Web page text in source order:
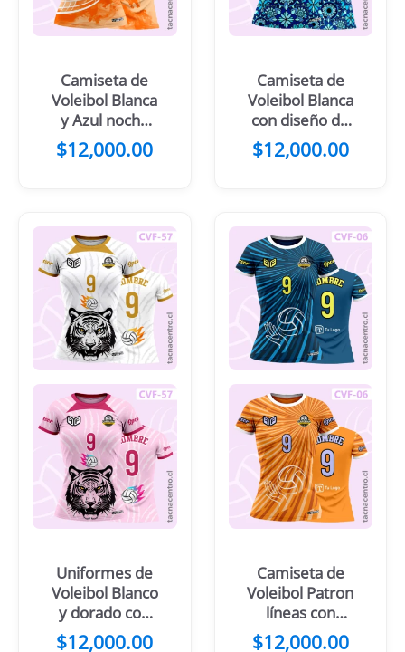
Camiseta de
Voleibol Blanca
y Azul noche
con diseño de
dragon
$12,000.00
Camiseta de
Voleibol Blanca
con diseño de
flores tribales
$12,000.00
Uniformes de
Voleibol Blanco
y dorado con
diseño de tigre
$12,000.00
Camiseta de
Voleibol Patron
líneas con
pelota
$12,000.00